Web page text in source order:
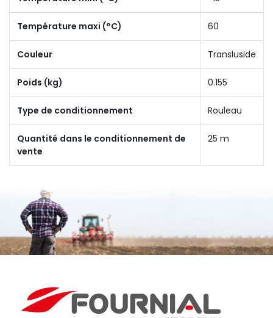
Température maxi (°C) 60
Couleur Transluside
Poids (kg) 0.155
Type de conditionnement Rouleau
Quantité dans le conditionnement de
vente
25 m